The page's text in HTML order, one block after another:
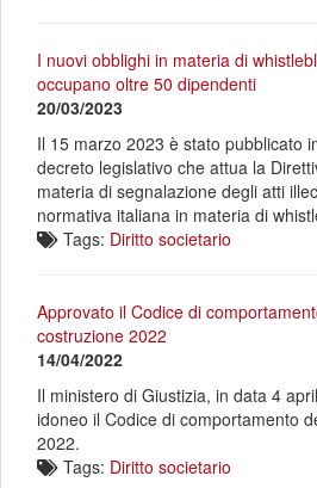
I nuovi obblighi in materia di
occupano oltre 50 dipendenti
20/03/2023
Il 15 marzo 2023 è stato pubblicato
decreto legislativo che attua la
materia di segnalazione degli atti
normativa italiana in materia di
Tags: Diritto societario
Approvato il Codice di
costruzione 2022
14/04/2022
Il ministero di Giustizia, in data 4
idoneo il Codice di comportamento
2022.
Tags: Diritto societario